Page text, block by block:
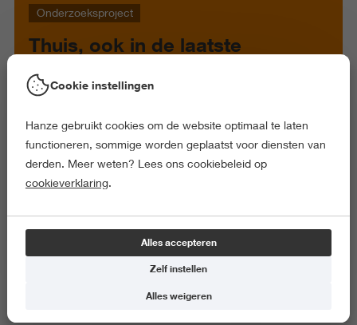
Thuis, ook in de laatste
Onderzoeksproject
Centre of Expertise Healthy Ageing
Lectoraat Healthy Ageing, Allied Health Care and Nursing
Kwetsbaarheid en Passende Zorg
Startdatum 01 augustus 2021
Cookie instellingen
Hanze gebruikt cookies om de website optimaal te laten
functioneren, sommige worden geplaatst voor diensten van
derden. Meer weten? Lees ons cookiebeleid op
cookieverklaring.
Alles accepteren
Zelf instellen
Alles weigeren